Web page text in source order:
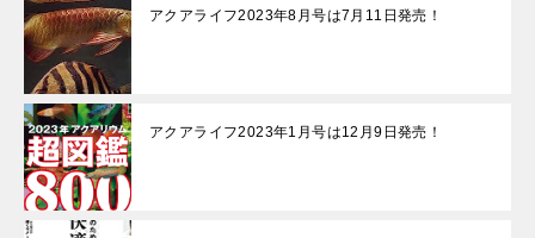
アクアライフ2023年8月号は7月11日発売！
アクアライフ2023年1月号は12月9日発売！